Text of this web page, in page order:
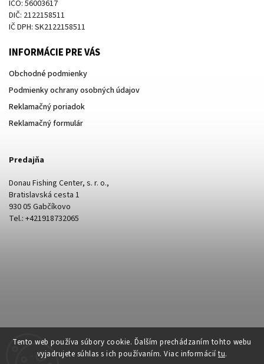
Tento web používa súbory cookie. Ďalším prechádzaním tohto webu
vyjadrujete súhlas s ich používaním. Viac informácií tu.
IČO: 56003617
DIČ: 2122158511
IČ DPH: SK2122158511
INFORMÁCIE PRE VÁS
Obchodné podmienky
Podmienky ochrany osobných údajov
Reklamačný poriadok
Reklamačný formulár
Predajňa
Donau Fishing Center, s. r. o.,
Bratislavská cesta 1
930 05 Gabčíkovo
Tel.: +421918732065